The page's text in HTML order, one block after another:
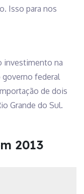
Isso para nos
investimento na
governo federal
de dois
Grande do Sul.
2013